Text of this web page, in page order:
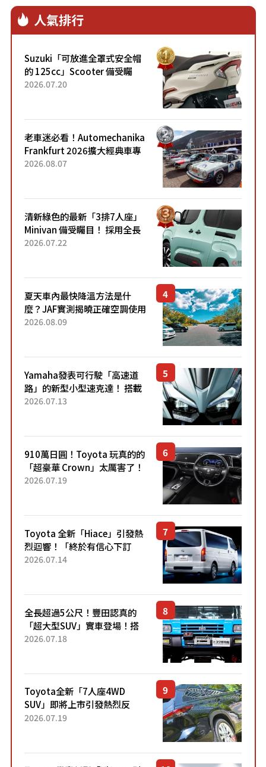
人氣排行
Suzuki「可放進全罩式安全帽
的 125cc」Scooter 備受矚
目！採用全新流線設計與各項
2026.07.20
老車迷必看！Automechanika
Frankfurt 2026擴大經典車專
區 1954年珍稀古董車現場修復
2026.08.07
清新綠色的最新「3排7人座」
Minivan 備受矚目！ 採用全長
4.7公尺剛剛好的車身尺寸與
2026.07.22
夏天車內最快降溫方法是什
麼？JAF實測揭曉正確空調使用
方式
2026.08.09
Yamaha發表可行駛「高速道
路」的新型小型速克達！ 搭載
能享受超強勁「渦輪感」的動
2026.07.13
910萬日圓！Toyota 玩真的的
「超豪華 Crown」太厲害了！
採用由「匠人技藝」打造的
2026.07.19
Toyota 全新「Hiace」引發熱
烈迴響！「終於有信心下訂
了！」「哪個等級交車最
車？...
2026.07.14
全長超過5公尺！豐田認真的
「超大型SUV」實車登場！搭
載後輪也會轉向的「四輪轉
「Mega C...
2026.07.18
Toyota全新「7人座4WD
SUV」即將上市引發熱烈反
響！網友表示「終於買得
有吸引力」...
2026.07.19